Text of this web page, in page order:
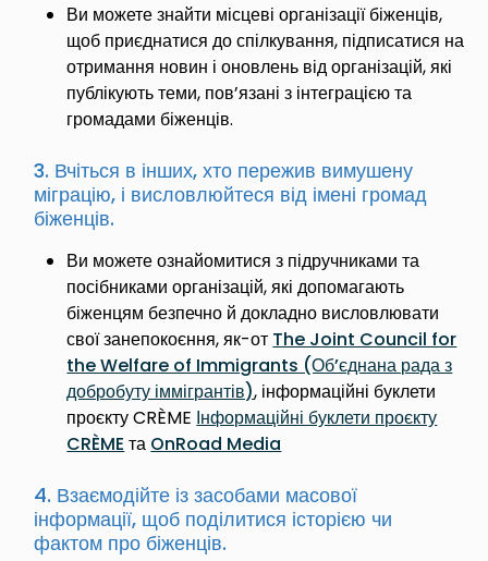
Ви можете знайти місцеві організації біженців,
щоб приєднатися до спілкування, підписатися на
отримання новин і оновлень від організацій, які
публікують теми, пов’язані з інтеграцією та
громадами біженців.
3. Вчіться в інших, хто пережив вимушену
міграцію, і висловлюйтеся від імені громад
біженців.
Ви можете ознайомитися з підручниками та
посібниками організацій, які допомагають
біженцям безпечно й докладно висловлювати
свої занепокоєння, як-от The Joint Council for
the Welfare of Immigrants (Об’єднана рада з
добробуту іммігрантів), інформаційні буклети
проєкту CRÈME Інформаційні буклети проєкту
CRÈME та OnRoad Media
4. Взаємодійте із засобами масової
інформації, щоб поділитися історією чи
фактом про біженців.